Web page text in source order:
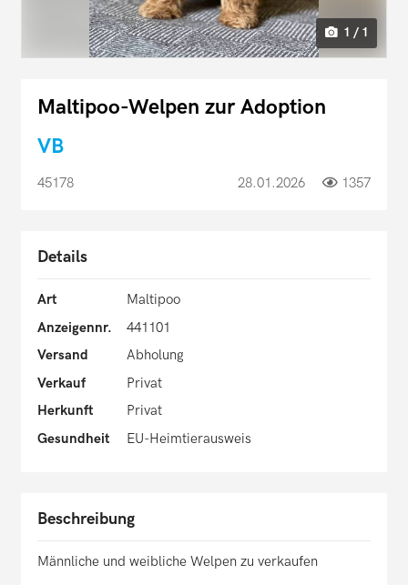
1 / 1
Maltipoo-Welpen zur Adoption
VB
45178 28.01.2026 1357
Details
Art
Maltipoo
Anzeigennr.
441101
Versand
Abholung
Verkauf
Privat
Herkunft
Privat
Gesundheit
EU-Heimtierausweis
Beschreibung
Männliche und weibliche Welpen zu verkaufen